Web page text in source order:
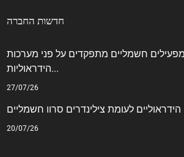
חדשות החברה
חשמליים מתפקדים על פני מערכות
הידראוליות...
27/07/26
20/07/26